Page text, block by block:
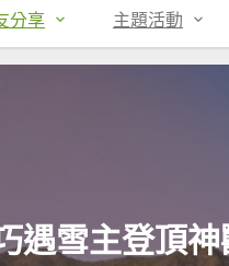
分享 主題活動
遇雪主登頂